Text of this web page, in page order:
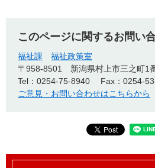
このページに関するお問い
福祉課
福祉政策室
〒958-8501
新潟県村上市三之町1
Tel：0254-75-8940
Fax：0254-
ご意見・お問い合わせはこちらから